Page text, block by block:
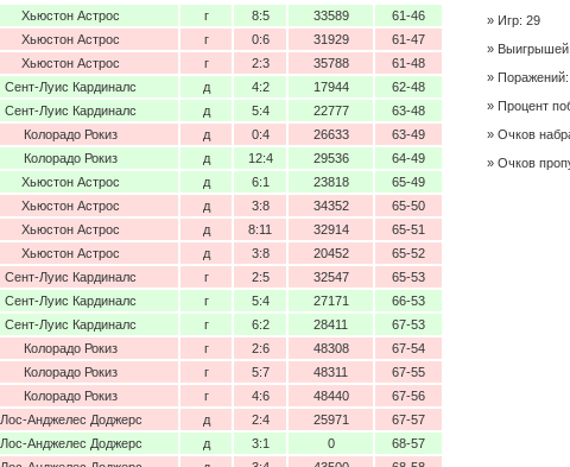
Хьюстон Астрос г 8:5 33589
61-46
Хьюстон Астрос г 0:6 31929
61-47
Хьюстон Астрос г 2:3 35788
61-48
Сент-Луис Кардиналс д 4:2 17944
62-48
Сент-Луис Кардиналс д 5:4 22777
63-48
Колорадо Рокиз д 0:4 26633
63-49
Колорадо Рокиз д 12:4 29536
64-49
Хьюстон Астрос д 6:1 23818
65-49
Хьюстон Астрос д 3:8 34352
65-50
Хьюстон Астрос д 8:11 32914
65-51
Хьюстон Астрос д 3:8 20452
65-52
Сент-Луис Кардиналс г 2:5 32547
65-53
Сент-Луис Кардиналс г 5:4 27171
66-53
Сент-Луис Кардиналс г 6:2 28411
67-53
Колорадо Рокиз г 2:6 48308
67-54
Колорадо Рокиз г 5:7 48311
67-55
Колорадо Рокиз г 4:6 48440
67-56
Лос-Анджелес Доджерс д 2:4 25971
67-57
Лос-Анджелес Доджерс д 3:1 0
68-57
Игр: 29
Процент
Очков
Очков